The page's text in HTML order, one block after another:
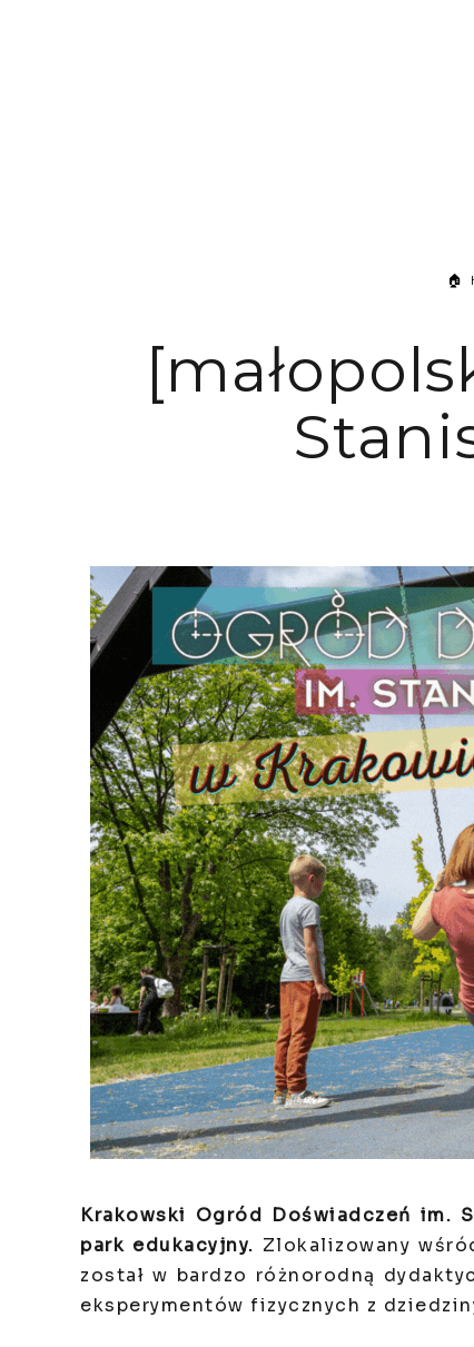
🏠
Krakowski Ogród Doświadczeń im.
park edukacyjny. Zlokalizowany
został w bardzo różnorodną
eksperymentów fizycznych z